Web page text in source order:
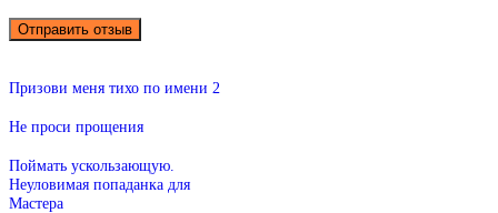
Призови меня тихо по имени 2
Не проси прощения
Поймать ускользающую.
Неуловимая попаданка для
Мастера